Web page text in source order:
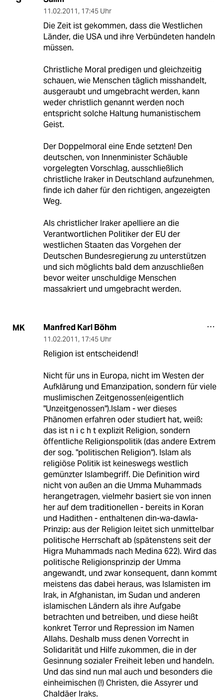
11.02.2011, 17:45 Uhr
Die Zeit ist gekommen, dass die Westlichen
Länder, die USA und ihre Verbündeten handeln
müssen.
Christliche Moral predigen und gleichzeitig
schauen, wie Menschen täglich misshandelt,
ausgeraubt und umgebracht werden, kann
weder christlich genannt werden noch
entspricht solche Haltung humanistischem
Geist.
Der Doppelmoral eine Ende setzten! Den
deutschen, von Innenminister Schäuble
vorgelegten Vorschlag, ausschließlich
christliche Iraker in Deutschland aufzunehmen,
finde ich daher für den richtigen, angezeigten
Weg.
Als christlicher Iraker apelliere an die
Verantwortlichen Politiker der EU der
westlichen Staaten das Vorgehen der
Deutschen Bundesregierung zu unterstützen
und sich möglichts bald dem anzuschließen
bevor weiter unschuldige Menschen
massakriert und umgebracht werden.
MK Manfred Karl Böhm
11.02.2011, 17:45 Uhr
Religion ist entscheidend!
Nicht für uns in Europa, nicht im Westen der
Aufklärung und Emanzipation, sondern für viele
muslimischen Zeitgenossen(eigentlich
"Unzeitgenossen").Islam - wer dieses
Phänomen erfahren oder studiert hat, weiß:
das ist n i c h t explizit Religion, sondern
öffentliche Religionspolitik (das andere Extrem
der sog. "politischen Religion"). Islam als
religiöse Politik ist keineswegs westlich
gemünzter Islambegriff. Die Definition wird
nicht von außen an die Umma Muhammads
herangetragen, vielmehr basiert sie von innen
her auf dem traditionellen - bereits in Koran
und Hadithen - enthaltenen din-wa-dawla-
Prinzip: aus der Religion leitet sich unmittelbar
politische Herrschaft ab (spätenstens seit der
Higra Muhammads nach Medina 622). Wird das
politische Religionsprinzip der Umma
angewandt, und zwar konsequent, dann kommt
meistens das dabei heraus, was Islamisten im
Irak, in Afghanistan, im Sudan und anderen
islamischen Ländern als ihre Aufgabe
betrachten und betreiben, und diese heißt
konkret Terror und Repression im Namen
Allahs. Deshalb muss denen Vorrecht in
Solidarität und Hilfe zukommen, die in der
Gesinnung sozialer Freiheit leben und handeln.
Und das sind nun mal auch und besonders die
einheimischen (!) Christen, die Assyrer und
Chaldäer Iraks.